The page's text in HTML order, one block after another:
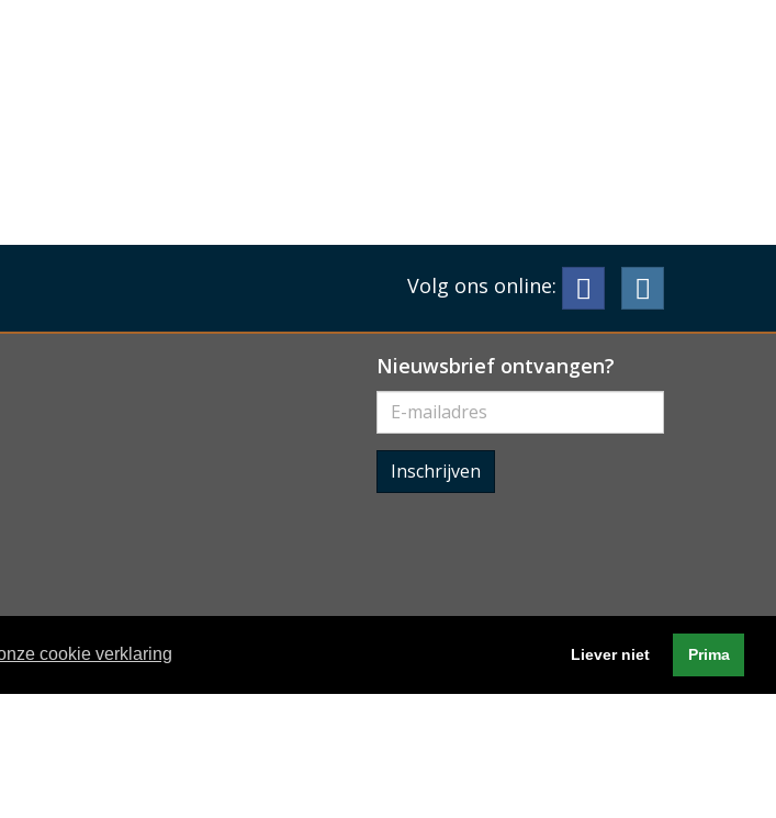
cookie verklaring Liever niet Prima
Volg ons online:
Nieuwsbrief ontvangen?
Inschrijven
© KloegCom 2008 - 2026 - Privacyverklaring